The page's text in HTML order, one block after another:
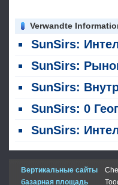
Verwandte
SunSirs: Интеллектуальная
SunSirs: Рынок TDI
SunSirs: Внутренние цены на TDI
SunSirs: 0 Геополитические потрясения на Ближнем Востоке
SunSirs: Интеллектуальная
Вертикальные сайты
базарная площадь